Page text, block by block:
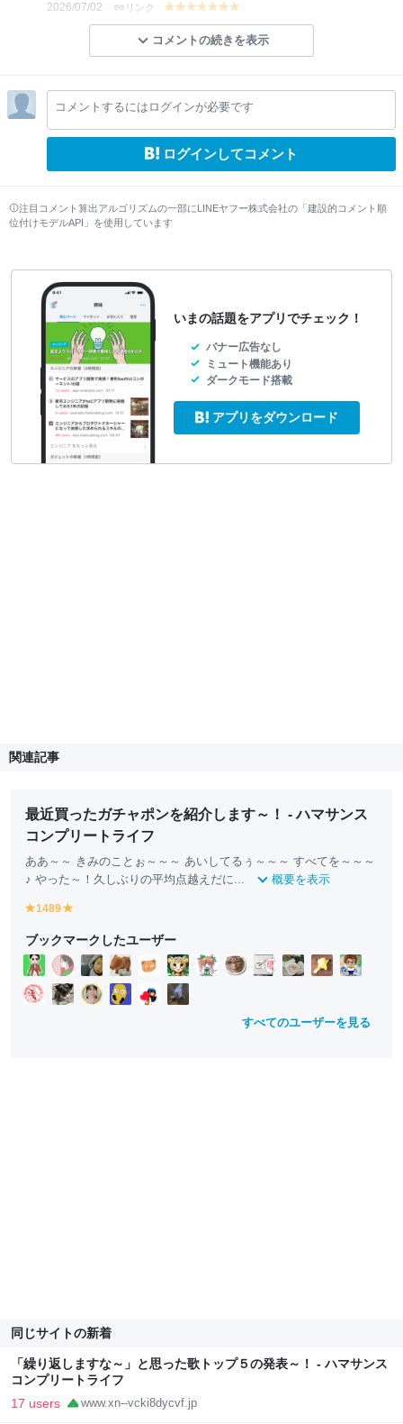
2026/07/02 リンク
y
el
lo
y
el
lo
y
el
lo
y
el
lo
y
el
lo
y
el
lo
el
lo
コメントの続きを表示
コメントするにはログインが必要です
ログインしてコメント
注目コメント算出アルゴリズムの一部にLINEヤフー株式会社の「建設的コメント順
位付けモデルAPI」を使用しています
いまの話題をアプリでチェック！
バナー広告なし
ミュート機能あり
ダークモード搭載
アプリをダウンロード
関連記事
最近買ったガチャポンを紹介します～！ - ハマサンス
コンプリートライフ
ああ～～ きみのことぉ～～～ あいしてるぅ～～～ すべてを～～～
♪ やった～！久しぶりの平均点越えだに...
概要を表示
y
ll
o
w
1489
ll
o
w
ブックマークしたユーザー
すべてのユーザーを見る
同じサイトの新着
「繰り返しますな～」と思った歌トップ５の発表～！ - ハマサンス
コンプリートライフ
17 users www.xn--vcki8dycvf.jp